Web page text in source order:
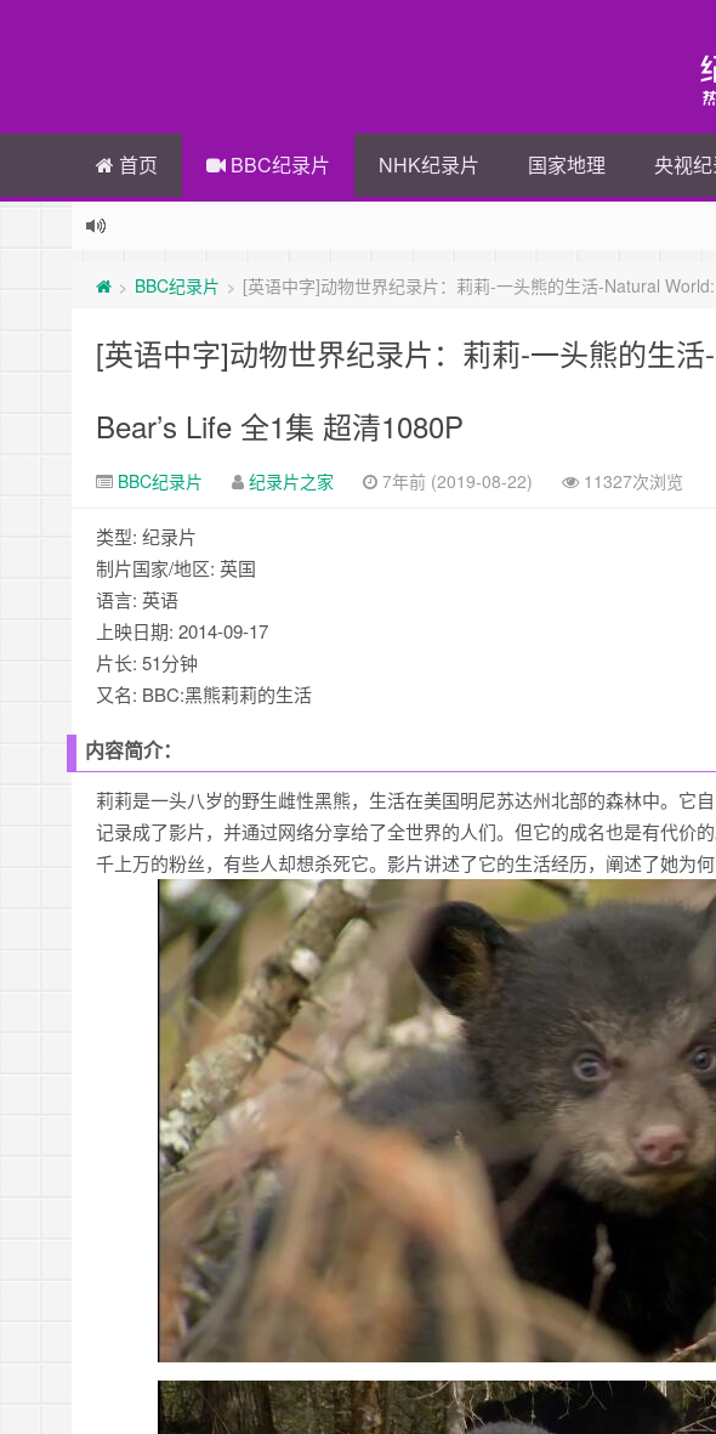
首页 BBC纪录片 NHK纪录片 国家地理 央视
> BBC纪录片 > [英语中字]动物世界纪录片：莉莉-一头熊的生活-Natural
[英语中字]动物世界纪录片：莉莉-一头熊的生
Bear’s Life 全1集 超清1080P
BBC纪录片 纪录片之家 7年前 (2019-08-22) 11327次浏览
类型: 纪录片
制片国家/地区: 英国
语言: 英语
上映日期: 2014-09-17
片长: 51分钟
又名: BBC:黑熊莉莉的生活
内容简介：
莉莉是一头八岁的野生雌性黑熊，生活在美国明尼苏达州北部的森林中。它
记录成了影片，并通过网络分享给了全世界的人们。但它的成名也是有代价
千上万的粉丝，有些人却想杀死它。影片讲述了它的生活经历，阐述了她为何